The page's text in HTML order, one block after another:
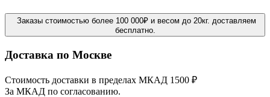
Заказы стоимостью более 100 000₽ и весом до 20кг. доставляем
бесплатно.
Доставка по Москве
Стоимость доставки в пределах МКАД 1500 ₽
За МКАД по согласованию.